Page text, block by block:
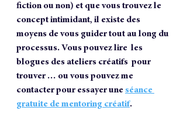
fiction ou non) et que vous trouvez le
concept intimidant, il existe des
moyens de vous guider tout au long du
processus. Vous pouvez lire  les
blogues des ateliers créatifs  pour
trouver … ou vous pouvez me
contacter pour essayer une séance
gratuite de mentoring créatif.